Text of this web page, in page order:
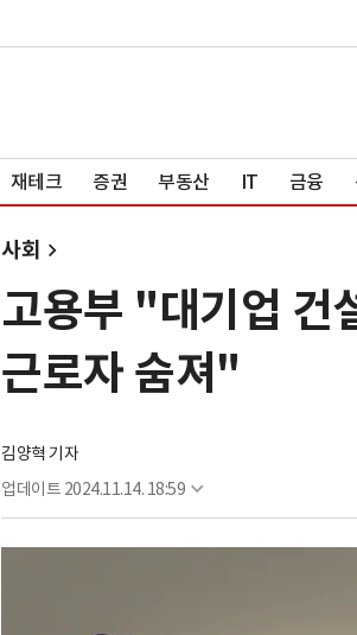
재테크 증권 부동산 IT 금융
사회
고용부 "대기업 건
근로자 숨져"
김양혁 기자
업데이트 2024.11.14. 18:59